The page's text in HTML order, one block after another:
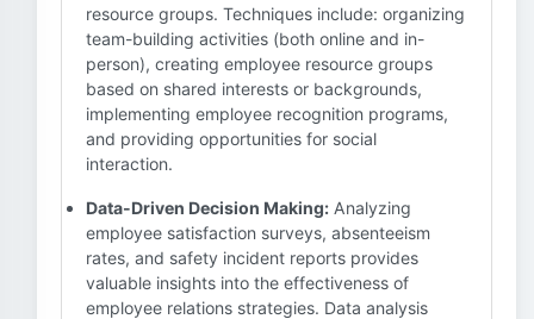
resource groups. Techniques include: organizing
team-building activities (both online and in-
person), creating employee resource groups
based on shared interests or backgrounds,
implementing employee recognition programs,
and providing opportunities for social
interaction.
Data-Driven Decision Making: Analyzing
employee satisfaction surveys, absenteeism
rates, and safety incident reports provides
valuable insights into the effectiveness of
employee relations strategies. Data analysis